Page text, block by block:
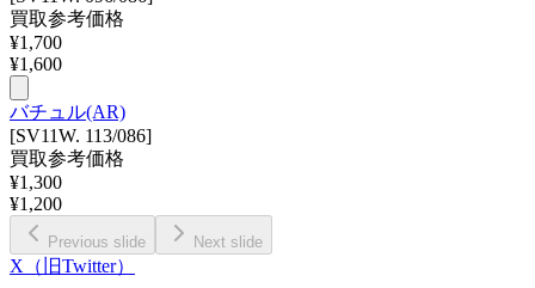
買取参考価格
¥1,700
¥1,600
バチュル(AR)
[SV11W. 113/086]
買取参考価格
¥1,300
¥1,200
Previous slide Next slide
X（旧Twitter）